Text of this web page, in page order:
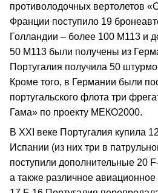
противолодочных вертолетов
Франции поступило 19
Голландии – более 100 М113 и
50 М113 были получены из
Португалия получила 50
Кроме того, в Германии были
португальского флота три
Гама» по проекту МЕКО2000.
В ХХI веке Португалия купила
Испании (из них три в
поступили дополнительные 20
а также различное